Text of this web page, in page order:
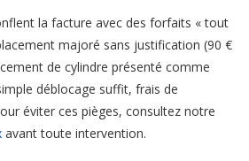
la facture avec des forfaits « tout
majoré sans justification (90 €
de cylindre présenté comme
déblocage suffit, frais de
éviter ces pièges, consultez notre
avant toute intervention.